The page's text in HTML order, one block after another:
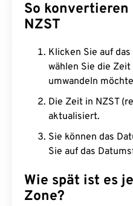
So konvertieren
NZST
Klicken Sie auf
wählen Sie die
umwandeln
Die Zeit in NZST
aktualisiert.
Sie können das
Sie auf das
Wie spät ist es
Zone?